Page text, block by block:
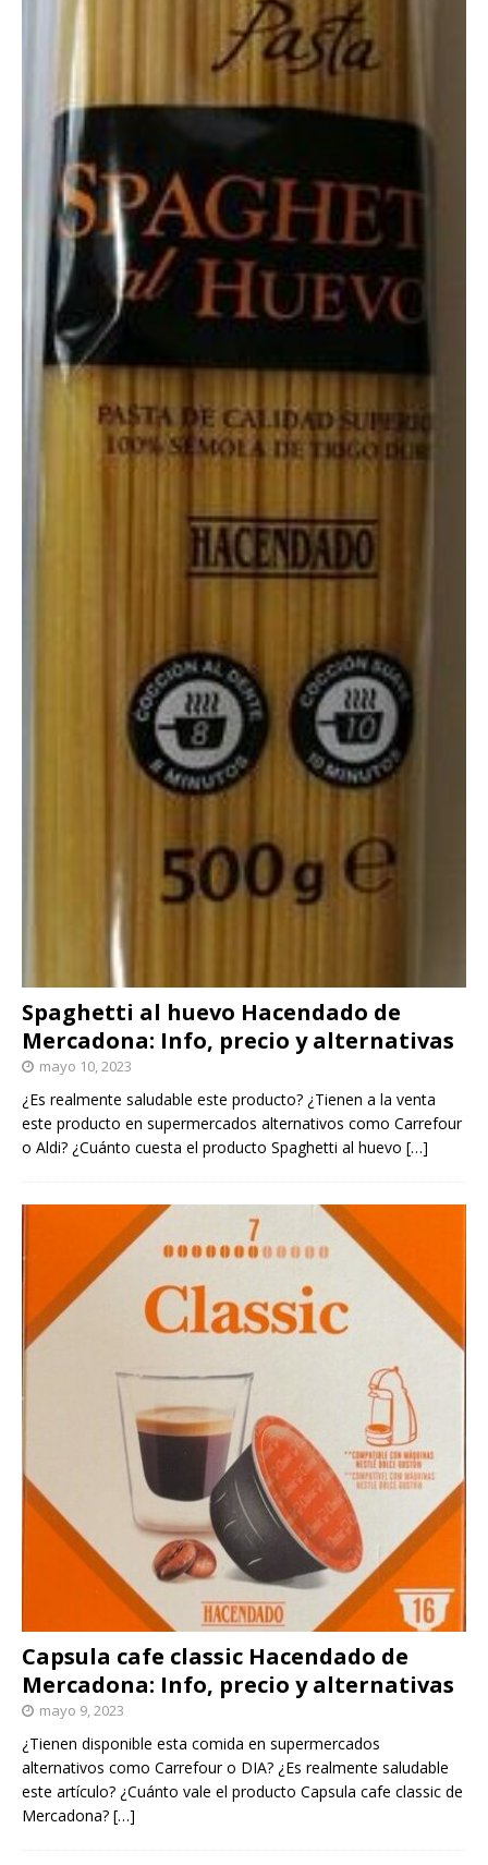
Spaghetti al huevo Hacendado de
Mercadona: Info, precio y alternativas
mayo 10, 2023
¿Es realmente saludable este producto? ¿Tienen a la venta
este producto en supermercados alternativos como Carrefour
o Aldi? ¿Cuánto cuesta el producto Spaghetti al huevo […]
Capsula cafe classic Hacendado de
Mercadona: Info, precio y alternativas
mayo 9, 2023
¿Tienen disponible esta comida en supermercados
alternativos como Carrefour o DIA? ¿Es realmente saludable
este artículo? ¿Cuánto vale el producto Capsula cafe classic de
Mercadona? […]